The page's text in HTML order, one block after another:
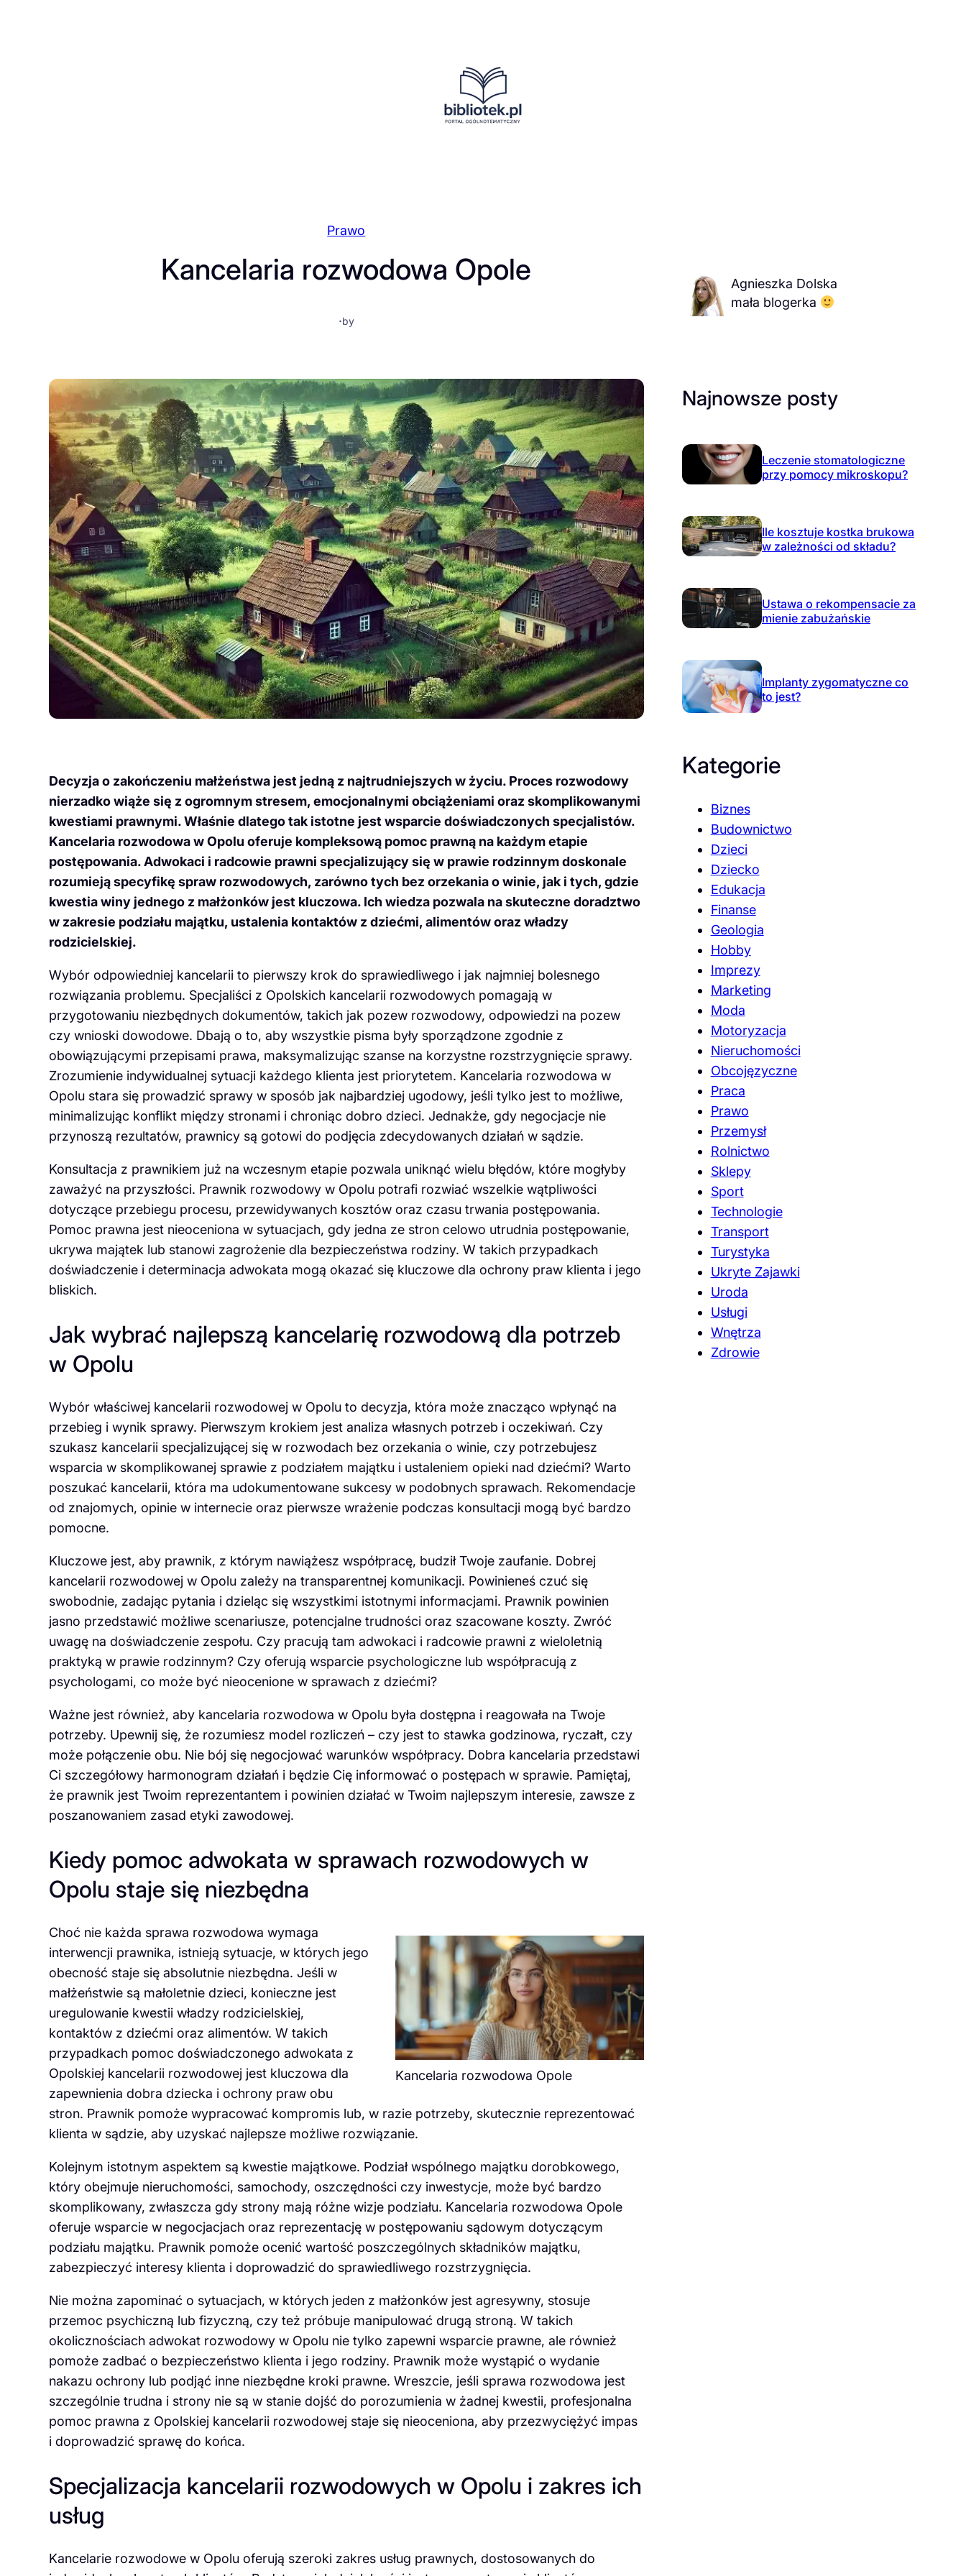
Prawo
Kancelaria rozwodowa Opole
·by
Decyzja o zakończeniu małżeństwa jest jedną z najtrudniejszych w życiu. Proces rozwodowy
nierzadko wiąże się z ogromnym stresem, emocjonalnymi obciążeniami oraz skomplikowanymi
kwestiami prawnymi. Właśnie dlatego tak istotne jest wsparcie doświadczonych specjalistów.
Kancelaria rozwodowa w Opolu oferuje kompleksową pomoc prawną na każdym etapie
postępowania. Adwokaci i radcowie prawni specjalizujący się w prawie rodzinnym doskonale
rozumieją specyfikę spraw rozwodowych, zarówno tych bez orzekania o winie, jak i tych, gdzie
kwestia winy jednego z małżonków jest kluczowa. Ich wiedza pozwala na skuteczne doradztwo
w zakresie podziału majątku, ustalenia kontaktów z dziećmi, alimentów oraz władzy
rodzicielskiej.
Wybór odpowiedniej kancelarii to pierwszy krok do sprawiedliwego i jak najmniej bolesnego
rozwiązania problemu. Specjaliści z Opolskich kancelarii rozwodowych pomagają w
przygotowaniu niezbędnych dokumentów, takich jak pozew rozwodowy, odpowiedzi na pozew
czy wnioski dowodowe. Dbają o to, aby wszystkie pisma były sporządzone zgodnie z
obowiązującymi przepisami prawa, maksymalizując szanse na korzystne rozstrzygnięcie sprawy.
Zrozumienie indywidualnej sytuacji każdego klienta jest priorytetem. Kancelaria rozwodowa w
Opolu stara się prowadzić sprawy w sposób jak najbardziej ugodowy, jeśli tylko jest to możliwe,
minimalizując konflikt między stronami i chroniąc dobro dzieci. Jednakże, gdy negocjacje nie
przynoszą rezultatów, prawnicy są gotowi do podjęcia zdecydowanych działań w sądzie.
Konsultacja z prawnikiem już na wczesnym etapie pozwala uniknąć wielu błędów, które mogłyby
zaważyć na przyszłości. Prawnik rozwodowy w Opolu potrafi rozwiać wszelkie wątpliwości
dotyczące przebiegu procesu, przewidywanych kosztów oraz czasu trwania postępowania.
Pomoc prawna jest nieoceniona w sytuacjach, gdy jedna ze stron celowo utrudnia postępowanie,
ukrywa majątek lub stanowi zagrożenie dla bezpieczeństwa rodziny. W takich przypadkach
doświadczenie i determinacja adwokata mogą okazać się kluczowe dla ochrony praw klienta i jego
bliskich.
Jak wybrać najlepszą kancelarię rozwodową dla potrzeb
w Opolu
Wybór właściwej kancelarii rozwodowej w Opolu to decyzja, która może znacząco wpłynąć na
przebieg i wynik sprawy. Pierwszym krokiem jest analiza własnych potrzeb i oczekiwań. Czy
szukasz kancelarii specjalizującej się w rozwodach bez orzekania o winie, czy potrzebujesz
wsparcia w skomplikowanej sprawie z podziałem majątku i ustaleniem opieki nad dziećmi? Warto
poszukać kancelarii, która ma udokumentowane sukcesy w podobnych sprawach. Rekomendacje
od znajomych, opinie w internecie oraz pierwsze wrażenie podczas konsultacji mogą być bardzo
pomocne.
Kluczowe jest, aby prawnik, z którym nawiążesz współpracę, budził Twoje zaufanie. Dobrej
kancelarii rozwodowej w Opolu zależy na transparentnej komunikacji. Powinieneś czuć się
swobodnie, zadając pytania i dzieląc się wszystkimi istotnymi informacjami. Prawnik powinien
jasno przedstawić możliwe scenariusze, potencjalne trudności oraz szacowane koszty. Zwróć
uwagę na doświadczenie zespołu. Czy pracują tam adwokaci i radcowie prawni z wieloletnią
praktyką w prawie rodzinnym? Czy oferują wsparcie psychologiczne lub współpracują z
psychologami, co może być nieocenione w sprawach z dziećmi?
Ważne jest również, aby kancelaria rozwodowa w Opolu była dostępna i reagowała na Twoje
potrzeby. Upewnij się, że rozumiesz model rozliczeń – czy jest to stawka godzinowa, ryczałt, czy
może połączenie obu. Nie bój się negocjować warunków współpracy. Dobra kancelaria przedstawi
Ci szczegółowy harmonogram działań i będzie Cię informować o postępach w sprawie. Pamiętaj,
że prawnik jest Twoim reprezentantem i powinien działać w Twoim najlepszym interesie, zawsze z
poszanowaniem zasad etyki zawodowej.
Kiedy pomoc adwokata w sprawach rozwodowych w
Opolu staje się niezbędna
Kancelaria rozwodowa Opole
Choć nie każda sprawa rozwodowa wymaga
interwencji prawnika, istnieją sytuacje, w których jego
obecność staje się absolutnie niezbędna. Jeśli w
małżeństwie są małoletnie dzieci, konieczne jest
uregulowanie kwestii władzy rodzicielskiej,
kontaktów z dziećmi oraz alimentów. W takich
przypadkach pomoc doświadczonego adwokata z
Opolskiej kancelarii rozwodowej jest kluczowa dla
zapewnienia dobra dziecka i ochrony praw obu
stron. Prawnik pomoże wypracować kompromis lub, w razie potrzeby, skutecznie reprezentować
klienta w sądzie, aby uzyskać najlepsze możliwe rozwiązanie.
Kolejnym istotnym aspektem są kwestie majątkowe. Podział wspólnego majątku dorobkowego,
który obejmuje nieruchomości, samochody, oszczędności czy inwestycje, może być bardzo
skomplikowany, zwłaszcza gdy strony mają różne wizje podziału. Kancelaria rozwodowa Opole
oferuje wsparcie w negocjacjach oraz reprezentację w postępowaniu sądowym dotyczącym
podziału majątku. Prawnik pomoże ocenić wartość poszczególnych składników majątku,
zabezpieczyć interesy klienta i doprowadzić do sprawiedliwego rozstrzygnięcia.
Nie można zapominać o sytuacjach, w których jeden z małżonków jest agresywny, stosuje
przemoc psychiczną lub fizyczną, czy też próbuje manipulować drugą stroną. W takich
okolicznościach adwokat rozwodowy w Opolu nie tylko zapewni wsparcie prawne, ale również
pomoże zadbać o bezpieczeństwo klienta i jego rodziny. Prawnik może wystąpić o wydanie
nakazu ochrony lub podjąć inne niezbędne kroki prawne. Wreszcie, jeśli sprawa rozwodowa jest
szczególnie trudna i strony nie są w stanie dojść do porozumienia w żadnej kwestii, profesjonalna
pomoc prawna z Opolskiej kancelarii rozwodowej staje się nieoceniona, aby przezwyciężyć impas
i doprowadzić sprawę do końca.
Specjalizacja kancelarii rozwodowych w Opolu i zakres ich
usług
Kancelarie rozwodowe w Opolu oferują szeroki zakres usług prawnych, dostosowanych do
Agnieszka Dolska
mała blogerka
Najnowsze posty
Leczenie stomatologiczne
przy pomocy mikroskopu?
Ile kosztuje kostka brukowa
w zależności od składu?
Ustawa o rekompensacie za
mienie zabużańskie
Implanty zygomatyczne co
to jest?
Kategorie
Biznes
Budownictwo
Dzieci
Dziecko
Edukacja
Finanse
Geologia
Hobby
Imprezy
Marketing
Moda
Motoryzacja
Nieruchomości
Obcojęzyczne
Praca
Prawo
Przemysł
Rolnictwo
Sklepy
Sport
Technologie
Transport
Turystyka
Ukryte Zajawki
Uroda
Usługi
Wnętrza
Zdrowie